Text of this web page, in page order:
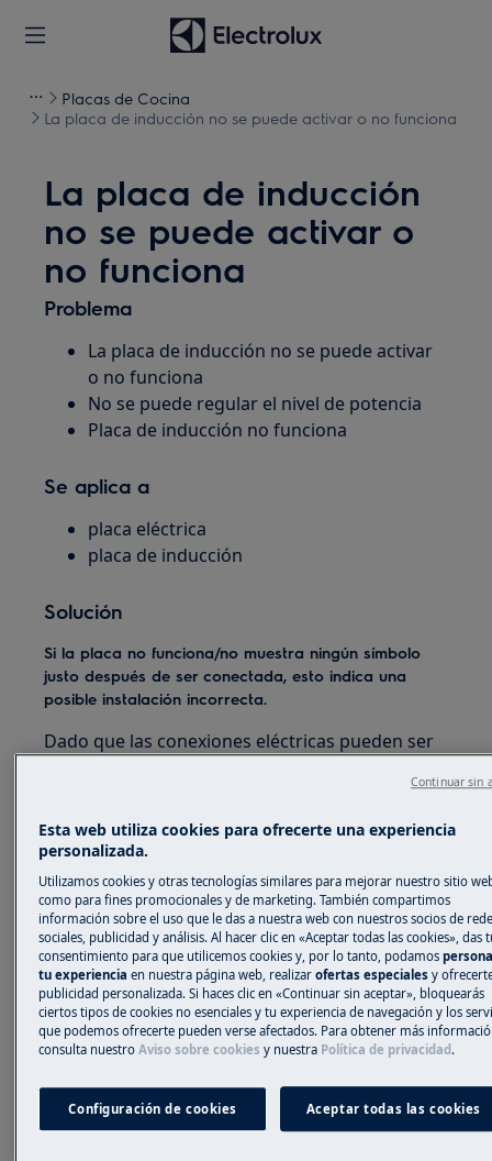
Placas de Cocina
La placa de inducción no se puede activar o no funciona
La placa de inducción
no se puede activar o
no funciona
Problema
La placa de inducción no se puede activar
o no funciona
No se puede regular el nivel de potencia
Placa de inducción no funciona
Se aplica a
placa eléctrica
placa de inducción
Solución
Si la placa no funciona/no muestra ningún símbolo
justo después de ser conectada, esto indica una
posible instalación incorrecta.
Dado que las conexiones eléctricas pueden ser
electricista para inspeccionar y verificar la
instalación. Esto garantiza la seguridad y el
cumplimiento de las normativas locales.
Si la encimera dejó de funcionar algún tiempo
después de la instalación, por favor revise las causas
siguientes para solucionar el problema:
1. Desconecte el electrodoméstico de la
fuente de alimentación durante al menos 30
segundos.
Nota:Para reiniciar el electrodoméstico,
desenchúfelo y espere 30 segundos antes de
Esta web utiliza cookies para ofrecerte una experiencia
personalizada.
Utilizamos cookies y otras tecnologías similares para mejorar nuestro sitio
como para fines promocionales y de marketing. También compartimos
información sobre el uso que le das a nuestra web con nuestros socios de
sociales, publicidad y análisis. Al hacer clic en «Aceptar todas las cookies», das
consentimiento para que utilicemos cookies y, por lo tanto, podamos
tu experiencia en nuestra página web, realizar ofertas especialesy
publicidad personalizada. Si haces clic en «Continuar sin aceptar», bloquearás
ciertos tipos de cookies no esenciales y tu experiencia de navegación y los
que podemos ofrecerte pueden verse afectados. Para obtener más
consulta nuestro Aviso sobre cookies y nuestra Política de privacidad .
Configuración de cookies Aceptar todas las cookies
Continuar sin